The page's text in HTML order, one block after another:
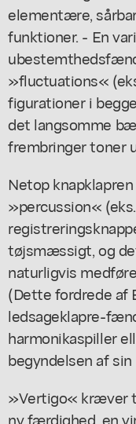
elementære,
funktioner. - En
»fluctuations«
figurationer i
det langsomme
frembringer toner
Netop
»percussion«
tøjsmæssigt, og
naturligvis
(Dette fordrede af
ledsageklapre-
harmonikaspiller
begyndelsen af sin
»Vertigo« kræver
ny færdighed, en